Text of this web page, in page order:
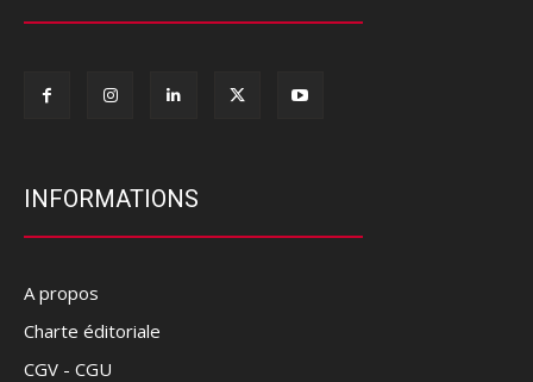
INFORMATIONS
A propos
Charte éditoriale
CGV - CGU